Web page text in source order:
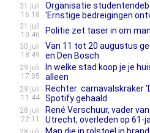
31 juli
16:18
Organisatie
'Ernstige bedreigingen
31 juli
10:46
Politie zet taser in om
30 juli
18:49
Van 11 tot 20 augustus
en Den Bosch
29 juli
17:05
In welke stad koop je je
alleen
29 juli
11:44
Rechter: carnavalskraker
Spotify gehaald
28 juli
22:11
René Verschuur, vader
Utrecht, overleden op 61-